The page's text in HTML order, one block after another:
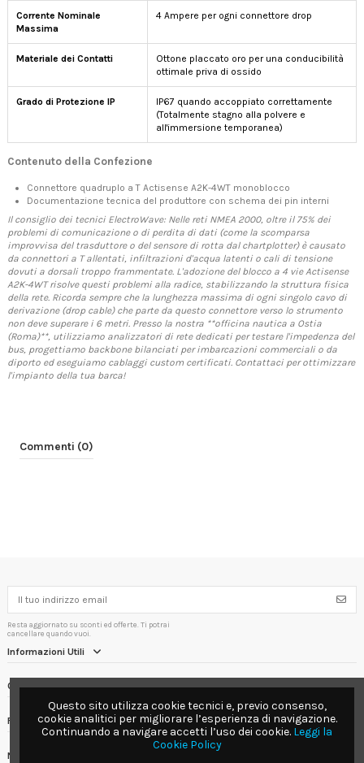
Corrente Nominale
Massima
4 Ampere per ogni connettore drop
Materiale dei Contatti
Ottone placcato oro per una conducibilità
ottimale priva di ossido
Grado di Protezione IP
IP67 quando accoppiato correttamente
(Totalmente stagno alla polvere e
all'immersione temporanea)
Contenuto della Confezione
Connettore quadruplo a T Actisense A2K-4WT monoblocco
Documentazione tecnica del produttore con schema dei pin interni
Il consiglio dei tecnici ElectroWave: Nelle reti NMEA 2000, oltre il 75% dei
problemi di comunicazione o di perdita di dati (come la scomparsa
improvvisa del trasduttore o del sensore di rotta dal chartplotter) è causato
da connettori a T allentati, infiltrazioni d'acqua latenti o cali di tensione
dovuti a dorsali troppo frammentate. L'adozione del blocco a 4 vie Actisense
A2K-4WT risolve questi problemi alla radice, stabilizzando la struttura fisica
della rete. Ricorda sempre che la lunghezza massima di ogni singolo cavo di
derivazione (drop cable) che parte da questo connettore verso lo strumento
non deve superare i 6 metri. Presso la nostra **officina nautica a Ostia
(Roma)**, utilizziamo analizzatori di rete dedicati per testare l'impedenza del
bus, progettiamo backbone bilanciati per imbarcazioni commerciali o da
diporto ed eseguiamo cablaggi custom certificati. Contattaci per ottimizzare
l'impianto della tua barca!
Commenti (0)
Resta aggiornato su sconti ed offerte. Ti potrai
cancellare quando vuoi.
Informazioni Utili
Contact us
Follow us
Newsletter
Questo sito utilizza cookie tecnici e, previo consenso,
cookie analitici per migliorare l’esperienza di navigazione.
Continuando a navigare accetti l’uso dei cookie. Leggi la
Cookie Policy